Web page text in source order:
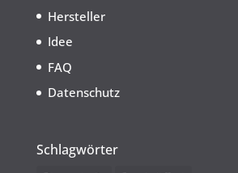
Hersteller
Idee
FAQ
Datenschutz
Schlagwörter